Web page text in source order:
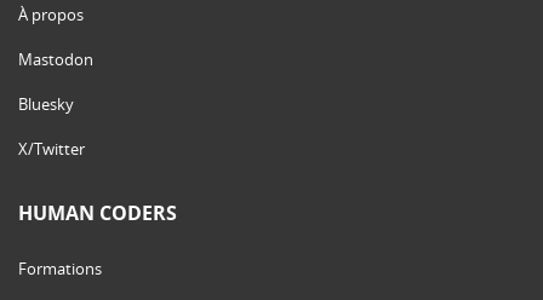
À propos
Mastodon
Bluesky
X/Twitter
HUMAN CODERS
Formations